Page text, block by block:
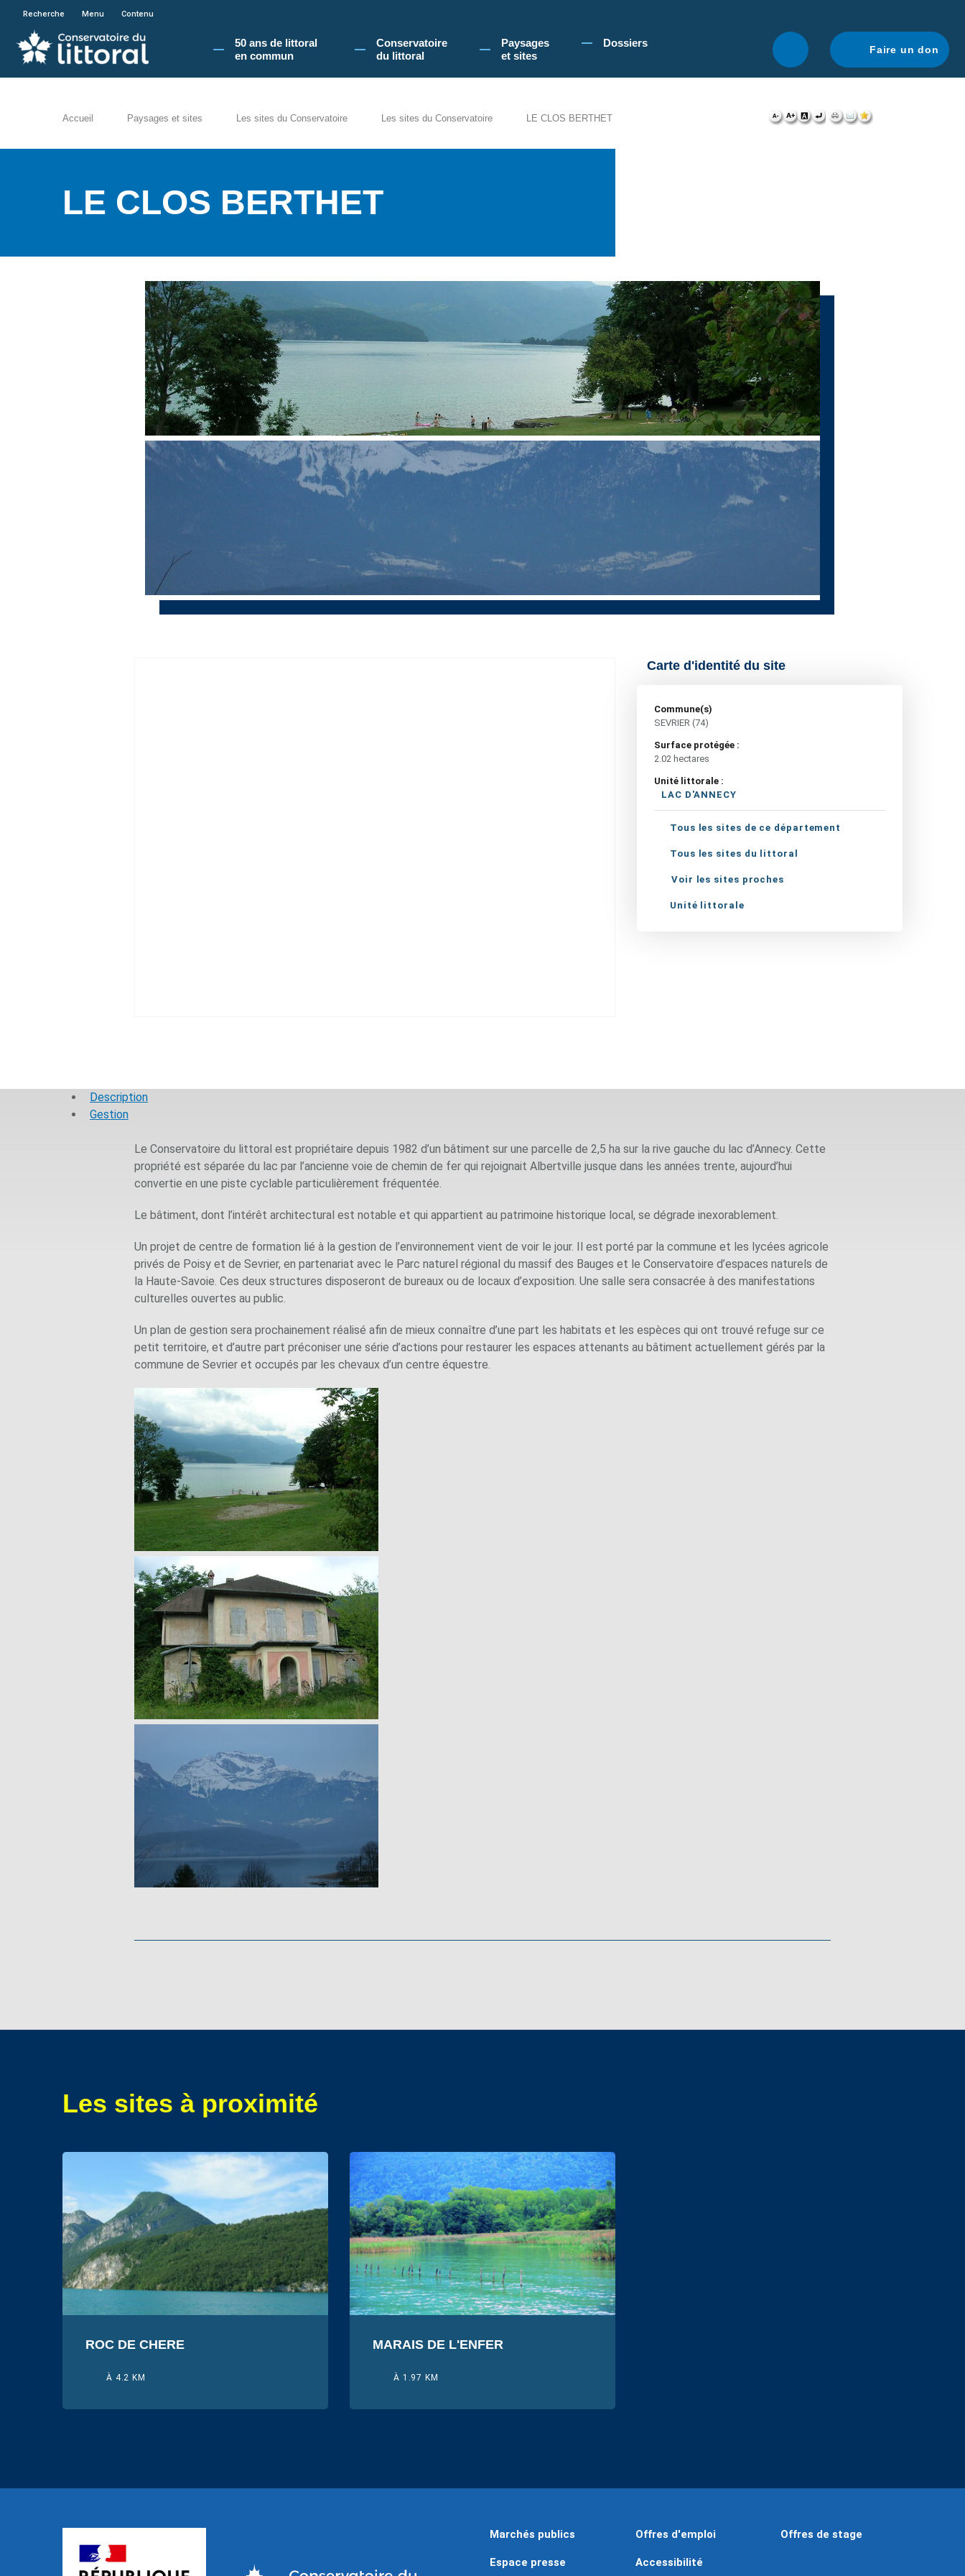
En poursuivant votre navigation sur le site du Conservatoire du littoral, vous acceptez l'utilisation de cookies pour vous proposer une navigation optimale.
Recherche Menu Contenu
50 ans de littoral
en commun​
Conservatoire
du littoral
Paysages
et sites
Dossiers
Faire un don
Accueil Paysages et sites Les sites du Conservatoire Les sites du Conservatoire LE CLOS BERTHET
LE CLOS BERTHET
Carte d'identité du site
Commune(s)
SEVRIER (74)
Surface protégée :
2.02 hectares
Unité littorale :
LAC D'ANNECY
Tous les sites de ce département
Tous les sites du littoral
Voir les sites proches
Unité littorale
Description
Gestion
Le Conservatoire du littoral est propriétaire depuis 1982 d’un bâtiment sur une parcelle de 2,5 ha sur la rive gauche du lac d’Annecy. Cette
propriété est séparée du lac par l’ancienne voie de chemin de fer qui rejoignait Albertville jusque dans les années trente, aujourd’hui
convertie en une piste cyclable particulièrement fréquentée.
Le bâtiment, dont l’intérêt architectural est notable et qui appartient au patrimoine historique local, se dégrade inexorablement.
Un projet de centre de formation lié à la gestion de l’environnement vient de voir le jour. Il est porté par la commune et les lycées agricole
privés de Poisy et de Sevrier, en partenariat avec le Parc naturel régional du massif des Bauges et le Conservatoire d’espaces naturels de
la Haute-Savoie. Ces deux structures disposeront de bureaux ou de locaux d’exposition. Une salle sera consacrée à des manifestations
culturelles ouvertes au public.
Un plan de gestion sera prochainement réalisé afin de mieux connaître d’une part les habitats et les espèces qui ont trouvé refuge sur ce
petit territoire, et d’autre part préconiser une série d’actions pour restaurer les espaces attenants au bâtiment actuellement gérés par la
commune de Sevrier et occupés par les chevaux d’un centre équestre.
Les sites à proximité
ROC DE CHERE
À 4.2 KM
MARAIS DE L'ENFER
À 1.97 KM
Marchés publics Offres d'emploi Offres de stage
Espace presse Accessibilité